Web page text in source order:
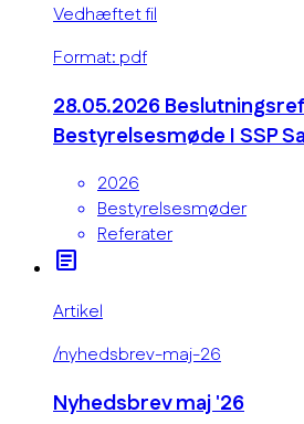
Vedhæftet fil
Format: pdf
28.05.2026
Bestyrelsesmøde I SSP
2026
Bestyrelsesmøder
Referater
article
Artikel
/nyhedsbrev-maj-26
Nyhedsbrev maj '26